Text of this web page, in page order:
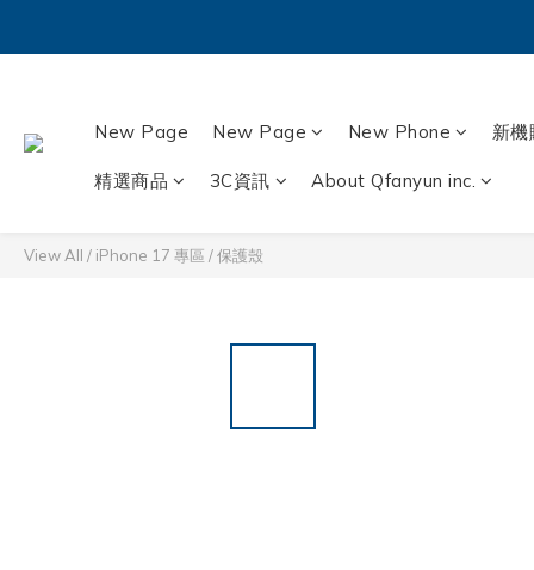
New Page New Page New Phone 新機
精選商品 3C資訊 About Qfanyun inc.
View All / iPhone 17 專區 /保護殼